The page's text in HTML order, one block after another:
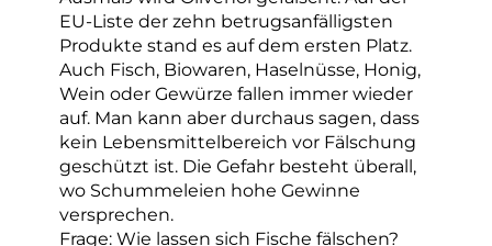
EU-Liste der zehn betrugsanfälligsten
Produkte stand es auf dem ersten Platz.
Auch Fisch, Biowaren, Haselnüsse, Honig,
Wein oder Gewürze fallen immer wieder
auf. Man kann aber durchaus sagen, dass
kein Lebensmittelbereich vor Fälschung
geschützt ist. Die Gefahr besteht überall,
wo Schummeleien hohe Gewinne
versprechen.
Frage: Wie lassen sich Fische fälschen?